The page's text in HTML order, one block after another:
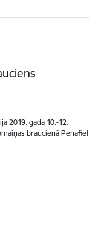
2019. gada 10.-12.
braucienā Penafiel